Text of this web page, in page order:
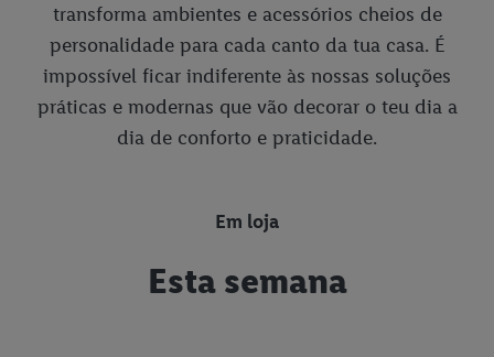
transforma ambientes e acessórios cheios de
personalidade para cada canto da tua casa. É
impossível ficar indiferente às nossas soluções
práticas e modernas que vão decorar o teu dia a
dia de conforto e praticidade.
Em loja
Esta semana